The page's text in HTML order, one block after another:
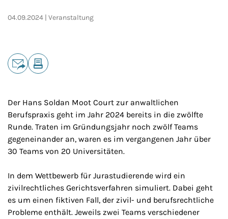
04.09.2024 Veranstaltung
Teilen
Der Hans Soldan Moot Court zur anwaltlichen
Berufspraxis geht im Jahr 2024 bereits in die zwölfte
Runde. Traten im Gründungsjahr noch zwölf Teams
gegeneinander an, waren es im vergangenen Jahr über
30 Teams von 20 Universitäten.
In dem Wettbewerb für Jurastudierende wird ein
zivilrechtliches Gerichtsverfahren simuliert. Dabei geht
es um einen fiktiven Fall, der zivil- und berufsrechtliche
Probleme enthält. Jeweils zwei Teams verschiedener